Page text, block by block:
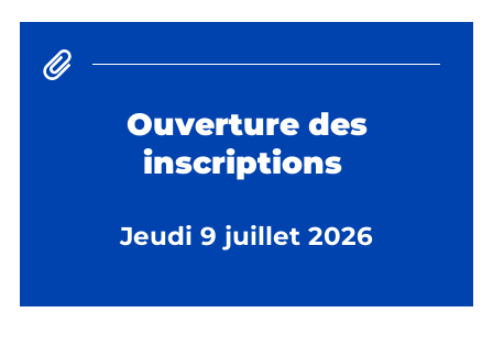
Ouverture des
inscriptions
Jeudi 9 juillet 2026